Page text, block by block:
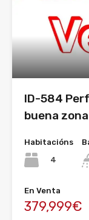
ID-584
buena
Habitacións
4
En Venta
379,999€